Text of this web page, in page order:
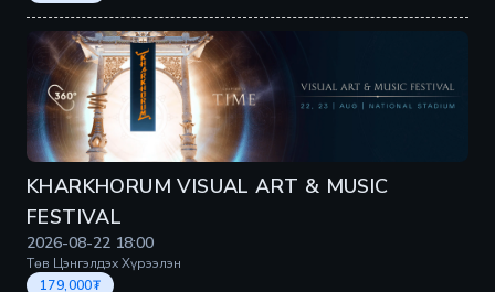
KHARKHORUM VISUAL ART & MUSIC
FESTIVAL
2026-08-22 18:00
Төв Цэнгэлдэх Хүрээлэн
179,000₮